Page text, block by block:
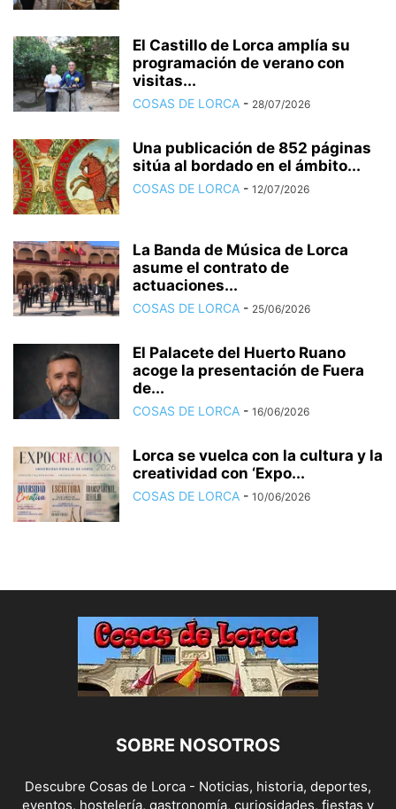
El Castillo de Lorca amplía su
programación de verano con
visitas...
COSAS DE LORCA - 28/07/2026
Una publicación de 852 páginas
sitúa al bordado en el ámbito...
COSAS DE LORCA - 12/07/2026
La Banda de Música de Lorca
asume el contrato de
actuaciones...
COSAS DE LORCA - 25/06/2026
El Palacete del Huerto Ruano
acoge la presentación de Fuera
de...
COSAS DE LORCA - 16/06/2026
Lorca se vuelca con la cultura y la
creatividad con ‘Expo...
COSAS DE LORCA - 10/06/2026
SOBRE NOSOTROS
Descubre Cosas de Lorca - Noticias, historia, deportes,
eventos, hostelería, gastronomía, curiosidades, fiestas y